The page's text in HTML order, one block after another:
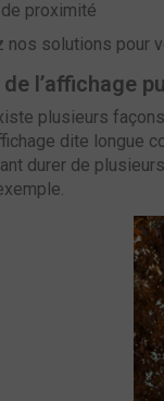
proximité
nos solutions pour
de l’affichage
plusieurs
dite longue
durer de